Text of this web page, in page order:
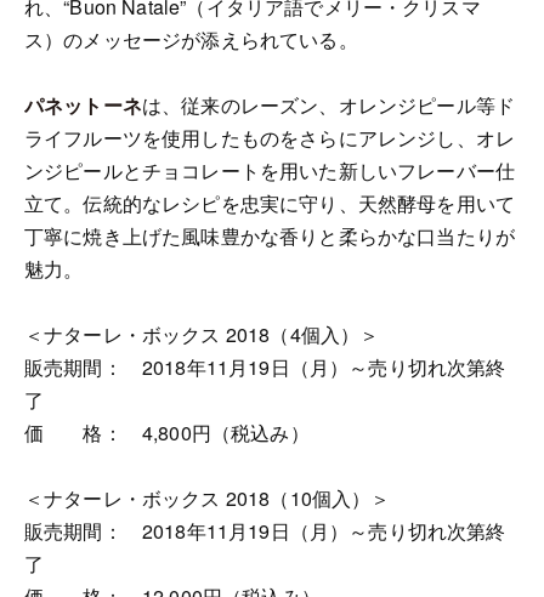
れ、“Buon Natale”（イタリア語でメリー・クリスマ
ス）のメッセージが添えられている。
パネットーネは、従来のレーズン、オレンジピール等ド
ライフルーツを使用したものをさらにアレンジし、オレ
ンジピールとチョコレートを用いた新しいフレーバー仕
立て。伝統的なレシピを忠実に守り、天然酵母を用いて
丁寧に焼き上げた風味豊かな香りと柔らかな口当たりが
魅力。
＜ナターレ・ボックス 2018（4個入）＞
販売期間： 2018年11月19日（月）～売り切れ次第終
了
価 格： 4,800円（税込み）
＜ナターレ・ボックス 2018（10個入）＞
販売期間： 2018年11月19日（月）～売り切れ次第終
了